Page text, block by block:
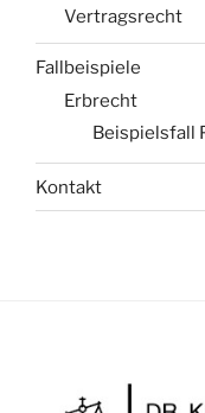
Vertragsrecht
Fallbeispiele
Erbrecht
Beispielsfall
Kontakt